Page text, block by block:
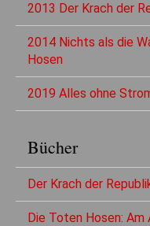
2013 Der Krach der
2014 Nichts als die
Hosen
2019 Alles ohne
Bücher
Der Krach der
Die Toten Hosen: Am